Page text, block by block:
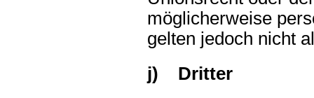
möglicherweise
gelten jedoch nicht
j) Dritter